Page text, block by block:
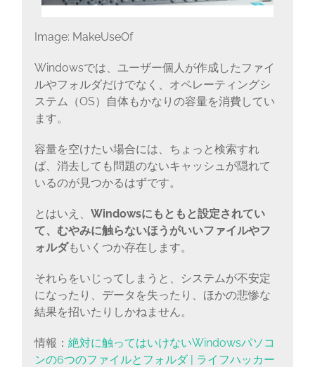
Image: MakeUseOf
Windowsでは、ユーザー個人が作成したファイ
ルやフォルダだけでなく、オペレーティングシ
ステム（OS）自体もかなりの容量を消費してい
ます。
容量を空けたい場合には、ちょっと検索すれ
ば、消去しても問題のないキャッシュが隠れて
いるのが見つかるはずです。
とはいえ、 Windowsにもともと設定されてい
て、むやみに触らないほうがいいファイルやフ
ォルダもいくつか存在します。
それらをいじってしまうと、システムが不安定
になったり、データを失ったり、ほかの悲惨な
結果を招いたりしかねません。
情報： 絶対に触ってはいけないWindowsパソコ
ンの6つのファイルとフォルダ | ライフハッカー